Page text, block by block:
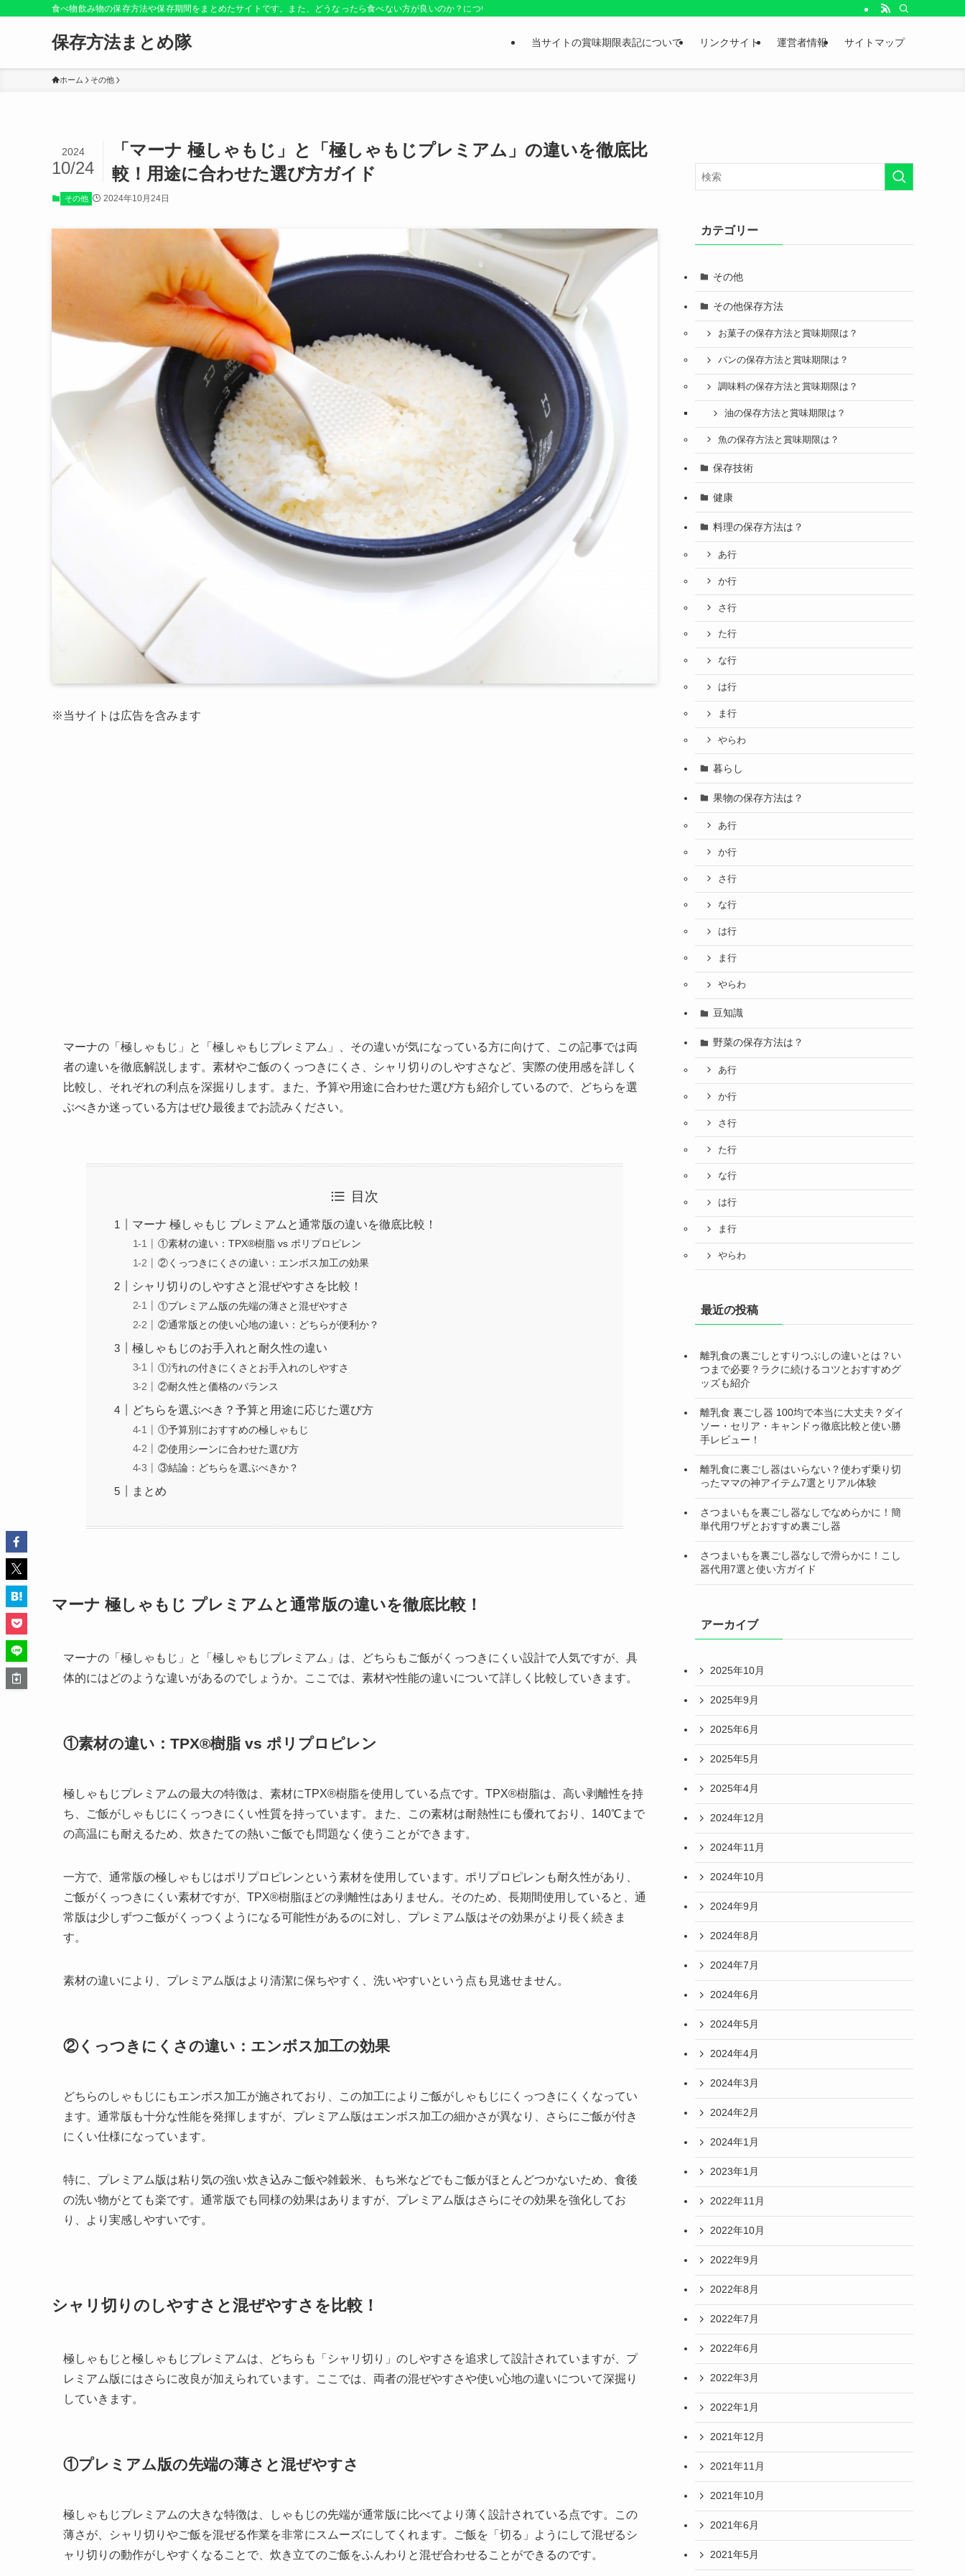
食べ物飲み物の保存方法や保存期間をまとめたサイトです。また、どうなったら食べない方が良いのか？についても紹介しているお役立ちサイトです。
保存方法まとめ隊 当サイトの賞味期限表記について リンクサイト 運営者情報 サイトマップ
ホーム その他
「マーナ 極しゃもじ」と「極しゃもじプレミアム」の違いを徹底比
較！用途に合わせた選び方ガイド
2024
10/24
その他 2024年10月24日
※当サイトは広告を含みます
マーナの「極しゃもじ」と「極しゃもじプレミアム」、その違いが気になっている方に向けて、この記事では両
者の違いを徹底解説します。素材やご飯のくっつきにくさ、シャリ切りのしやすさなど、実際の使用感を詳しく
比較し、それぞれの利点を深掘りします。また、予算や用途に合わせた選び方も紹介しているので、どちらを選
ぶべきか迷っている方はぜひ最後までお読みください。
目次
マーナ 極しゃもじ プレミアムと通常版の違いを徹底比較！
①素材の違い：TPX®樹脂 vs ポリプロピレン
②くっつきにくさの違い：エンボス加工の効果
シャリ切りのしやすさと混ぜやすさを比較！
①プレミアム版の先端の薄さと混ぜやすさ
②通常版との使い心地の違い：どちらが便利か？
極しゃもじのお手入れと耐久性の違い
①汚れの付きにくさとお手入れのしやすさ
②耐久性と価格のバランス
どちらを選ぶべき？予算と用途に応じた選び方
①予算別におすすめの極しゃもじ
②使用シーンに合わせた選び方
③結論：どちらを選ぶべきか？
まとめ
マーナ 極しゃもじ プレミアムと通常版の違いを徹底比較！
マーナの「極しゃもじ」と「極しゃもじプレミアム」は、どちらもご飯がくっつきにくい設計で人気ですが、具
体的にはどのような違いがあるのでしょうか。ここでは、素材や性能の違いについて詳しく比較していきます。
①素材の違い：TPX®樹脂 vs ポリプロピレン
極しゃもじプレミアムの最大の特徴は、素材にTPX®樹脂を使用している点です。TPX®樹脂は、高い剥離性を持
ち、ご飯がしゃもじにくっつきにくい性質を持っています。また、この素材は耐熱性にも優れており、140℃まで
の高温にも耐えるため、炊きたての熱いご飯でも問題なく使うことができます。
一方で、通常版の極しゃもじはポリプロピレンという素材を使用しています。ポリプロピレンも耐久性があり、
ご飯がくっつきにくい素材ですが、TPX®樹脂ほどの剥離性はありません。そのため、長期間使用していると、通
常版は少しずつご飯がくっつくようになる可能性があるのに対し、プレミアム版はその効果がより長く続きま
す。
素材の違いにより、プレミアム版はより清潔に保ちやすく、洗いやすいという点も見逃せません。
②くっつきにくさの違い：エンボス加工の効果
どちらのしゃもじにもエンボス加工が施されており、この加工によりご飯がしゃもじにくっつきにくくなってい
ます。通常版も十分な性能を発揮しますが、プレミアム版はエンボス加工の細かさが異なり、さらにご飯が付き
にくい仕様になっています。
特に、プレミアム版は粘り気の強い炊き込みご飯や雑穀米、もち米などでもご飯がほとんどつかないため、食後
の洗い物がとても楽です。通常版でも同様の効果はありますが、プレミアム版はさらにその効果を強化してお
り、より実感しやすいです。
シャリ切りのしやすさと混ぜやすさを比較！
極しゃもじと極しゃもじプレミアムは、どちらも「シャリ切り」のしやすさを追求して設計されていますが、プ
レミアム版にはさらに改良が加えられています。ここでは、両者の混ぜやすさや使い心地の違いについて深掘り
していきます。
①プレミアム版の先端の薄さと混ぜやすさ
極しゃもじプレミアムの大きな特徴は、しゃもじの先端が通常版に比べてより薄く設計されている点です。この
薄さが、シャリ切りやご飯を混ぜる作業を非常にスムーズにしてくれます。ご飯を「切る」ようにして混ぜるシ
ャリ切りの動作がしやすくなることで、炊き立てのご飯をふんわりと混ぜ合わせることができるのです。
カテゴリー
その他
その他保存方法
お菓子の保存方法と賞味期限は？
パンの保存方法と賞味期限は？
調味料の保存方法と賞味期限は？
油の保存方法と賞味期限は？
魚の保存方法と賞味期限は？
保存技術
健康
料理の保存方法は？
あ行
か行
さ行
た行
な行
は行
ま行
やらわ
暮らし
果物の保存方法は？
あ行
か行
さ行
な行
は行
ま行
やらわ
豆知識
野菜の保存方法は？
あ行
か行
さ行
た行
な行
は行
ま行
やらわ
最近の投稿
離乳食の裏ごしとすりつぶしの違いとは？い
つまで必要？ラクに続けるコツとおすすめグ
ッズも紹介
離乳食 裏ごし器 100均で本当に大丈夫？ダイ
ソー・セリア・キャンドゥ徹底比較と使い勝
手レビュー！
離乳食に裏ごし器はいらない？使わず乗り切
ったママの神アイテム7選とリアル体験
さつまいもを裏ごし器なしでなめらかに！簡
単代用ワザとおすすめ裏ごし器
さつまいもを裏ごし器なしで滑らかに！こし
器代用7選と使い方ガイド
アーカイブ
2025年10月
2025年9月
2025年6月
2025年5月
2025年4月
2024年12月
2024年11月
2024年10月
2024年9月
2024年8月
2024年7月
2024年6月
2024年5月
2024年4月
2024年3月
2024年2月
2024年1月
2023年1月
2022年11月
2022年10月
2022年9月
2022年8月
2022年7月
2022年6月
2022年3月
2022年1月
2021年12月
2021年11月
2021年10月
2021年6月
2021年5月